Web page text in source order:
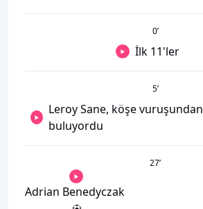
0’
İlk 11'ler
5’
Leroy Sane, köşe
buluyordu
27’
Adrian Benedyczak